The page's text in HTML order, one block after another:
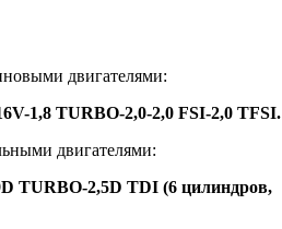
двигателями:
1,8 TURBO-2,0-2,0 FSI-2,0 TFSI.
двигателями:
TURBO-2,5D TDI (6 цилиндров,